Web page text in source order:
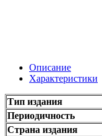
Описание
Характеристики
Тип издания
Периодичность
Страна издания